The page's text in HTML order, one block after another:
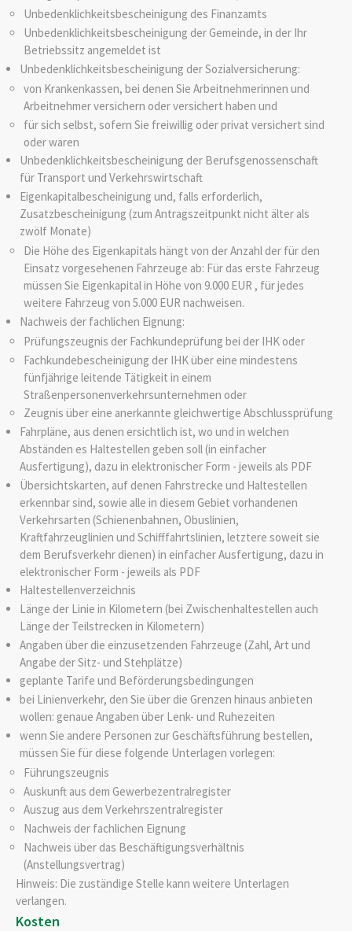
Unbedenklichkeitsbescheinigung des Finanzamts
Unbedenklichkeitsbescheinigung der Gemeinde, in der Ihr
Betriebssitz angemeldet ist
Unbedenklichkeitsbescheinigung der Sozialversicherung:
von Krankenkassen, bei denen Sie Arbeitnehmerinnen und
Arbeitnehmer versichern oder versichert haben und
für sich selbst, sofern Sie freiwillig oder privat versichert sind
oder waren
Unbedenklichkeitsbescheinigung der Berufsgenossenschaft
für Transport und Verkehrswirtschaft
Eigenkapitalbescheinigung und, falls erforderlich,
Zusatzbescheinigung (zum Antragszeitpunkt nicht älter als
zwölf Monate)
Die Höhe des Eigenkapitals hängt von der Anzahl der für den
Einsatz vorgesehenen Fahrzeuge ab: Für das erste Fahrzeug
müssen Sie Eigenkapital in Höhe von 9.000 EUR , für jedes
weitere Fahrzeug von 5.000 EUR nachweisen.
Nachweis der fachlichen Eignung:
Prüfungszeugnis der Fachkundeprüfung bei der IHK oder
Fachkundebescheinigung der IHK über eine mindestens
fünfjährige leitende Tätigkeit in einem
Straßenpersonenverkehrsunternehmen oder
Zeugnis über eine anerkannte gleichwertige Abschlussprüfung
Fahrpläne, aus denen ersichtlich ist, wo und in welchen
Abständen es Haltestellen geben soll (in einfacher
Ausfertigung), dazu in elektronischer Form - jeweils als PDF
Übersichtskarten, auf denen Fahrstrecke und Haltestellen
erkennbar sind, sowie alle in diesem Gebiet vorhandenen
Verkehrsarten (Schienenbahnen, Obuslinien,
Kraftfahrzeuglinien und Schifffahrtslinien, letztere soweit sie
dem Berufsverkehr dienen) in einfacher Ausfertigung, dazu in
elektronischer Form - jeweils als PDF
Haltestellenverzeichnis
Länge der Linie in Kilometern (bei Zwischenhaltestellen auch
Länge der Teilstrecken in Kilometern)
Angaben über die einzusetzenden Fahrzeuge (Zahl, Art und
Angabe der Sitz- und Stehplätze)
geplante Tarife und Beförderungsbedingungen
bei Linienverkehr, den Sie über die Grenzen hinaus anbieten
wollen: genaue Angaben über Lenk- und Ruhezeiten
wenn Sie andere Personen zur Geschäftsführung bestellen,
müssen Sie für diese folgende Unterlagen vorlegen:
Führungszeugnis
Auskunft aus dem Gewerbezentralregister
Auszug aus dem Verkehrszentralregister
Nachweis der fachlichen Eignung
Nachweis über das Beschäftigungsverhältnis
(Anstellungsvertrag)
Hinweis: Die zuständige Stelle kann weitere Unterlagen
verlangen.
Kosten